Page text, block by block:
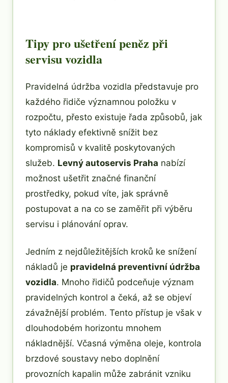
Tipy pro ušetření peněz při
servisu vozidla
Pravidelná údržba vozidla představuje pro
každého řidiče významnou položku v
rozpočtu, přesto existuje řada způsobů, jak
tyto náklady efektivně snížit bez
kompromisů v kvalitě poskytovaných
služeb. Levný autoservis Praha nabízí
možnost ušetřit značné finanční
prostředky, pokud víte, jak správně
postupovat a na co se zaměřit při výběru
servisu i plánování oprav.
Jedním z nejdůležitějších kroků ke snížení
nákladů je pravidelná preventivní údržba
vozidla. Mnoho řidičů podceňuje význam
pravidelných kontrol a čeká, až se objeví
závažnější problém. Tento přístup je však v
dlouhodobém horizontu mnohem
nákladnější. Včasná výměna oleje, kontrola
brzdové soustavy nebo doplnění
provozních kapalin může zabránit vzniku